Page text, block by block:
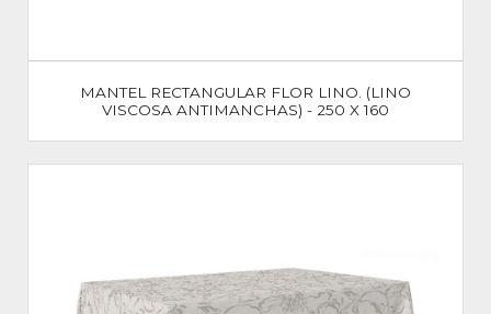
MANTEL RECTANGULAR FLOR LINO. (LINO
VISCOSA ANTIMANCHAS) - 250 X 160